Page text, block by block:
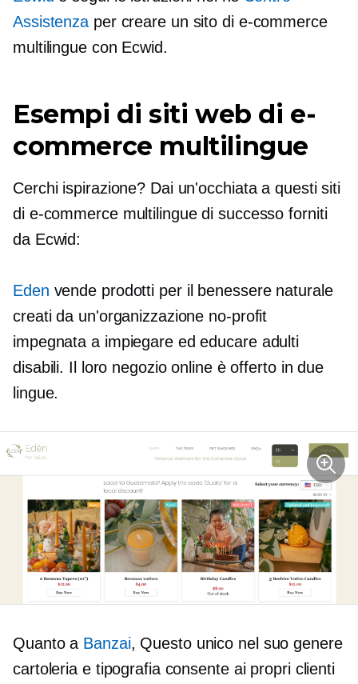
Assistenza per creare un sito di e-commerce
multilingue con Ecwid.
Esempi di siti web di e-
commerce multilingue
Cerchi ispirazione? Dai un'occhiata a questi siti
di e-commerce multilingue di successo forniti
da Ecwid:
Eden vende prodotti per il benessere naturale
creati da un'organizzazione no-profit
impegnata a impiegare ed educare adulti
disabili. Il loro negozio online è offerto in due
lingue.
Quanto a Banzai, Questo unico nel suo genere
cartoleria e tipografia consente ai propri clienti